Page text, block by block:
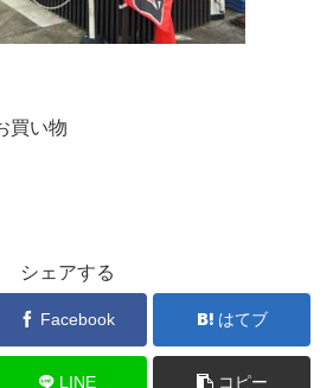
買い物
シェアする
Facebook はてブ
LINE コピー